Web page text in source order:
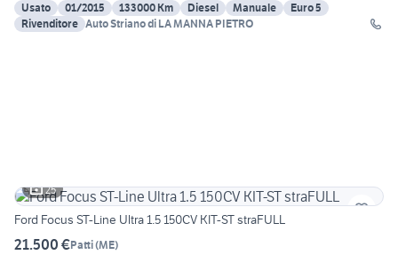
Usato
01/2015 133000 Km Diesel Manuale
Euro 5
Rivenditore Auto Striano di LA MANNA PIETRO
25
Ford Focus ST-Line Ultra 1.5 150CV KIT-ST straFULL
21.500 €Patti(ME)